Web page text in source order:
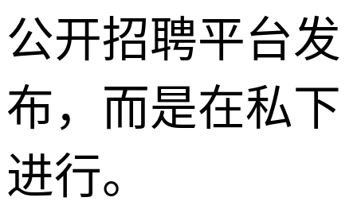
公开招聘平台发
布，而是在私下
进行。